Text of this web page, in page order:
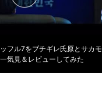
フル7をブチギレ氏原とサカモ
一気見＆レビューしてみた